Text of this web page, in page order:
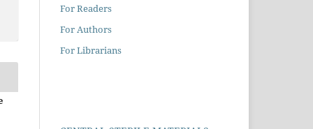
For Readers
For Authors
For Librarians